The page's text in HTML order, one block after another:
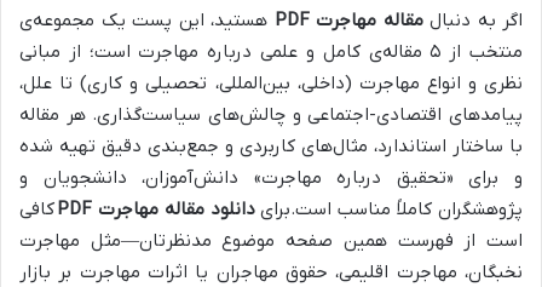
اگر به دنبالمقاله مهاجرت PDF
هستید، این پست یک مجموعه‌ی
منتخب از ۵ مقاله‌ی کامل و علمی درباره مهاجرت است؛ از مبانی
نظری و انواع مهاجرت (داخلی، بین‌المللی، تحصیلی و کاری) تا علل،
پیامدهای اقتصادی-اجتماعی و چالش‌های سیاست‌گذاری. هر مقاله
با ساختار استاندارد، مثال‌های کاربردی و جمع‌بندی دقیق تهیه شده
و برای «تحقیق درباره مهاجرت» دانش‌آموزان، دانشجویان و
پژوهشگران کاملاً مناسب است.برایدانلود مقاله مهاجرت PDF
کافی
است از فهرست همین صفحه موضوع مدنظرتان—مثل مهاجرت
نخبگان، مهاجرت اقلیمی، حقوق مهاجران یا اثرات مهاجرت بر بازار